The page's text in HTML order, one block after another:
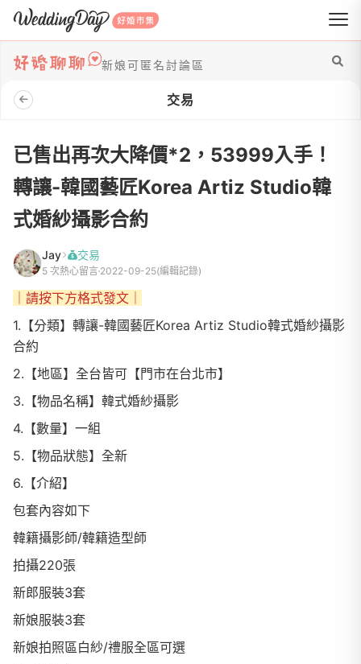
WeddingDay 好婚市集
新娘可匿名討論區
交易
已售出再次大降價*2，53999入手！
轉讓-韓國藝匠Korea Artiz Studio韓
式婚紗攝影合約
Jay 交易
5 次熱心留言 2022-09-25(編輯記錄)
｜請按下方格式發文｜
1.【分類】轉讓-韓國藝匠Korea Artiz Studio韓式婚紗攝影
合約
2.【地區】全台皆可【門市在台北市】
3.【物品名稱】韓式婚紗攝影
4.【數量】一組
5.【物品狀態】全新
6.【介紹】
包套內容如下
韓籍攝影師/韓籍造型師
拍攝220張
新郎服裝3套
新娘服裝3套
新娘拍照區白紗/禮服全區可選